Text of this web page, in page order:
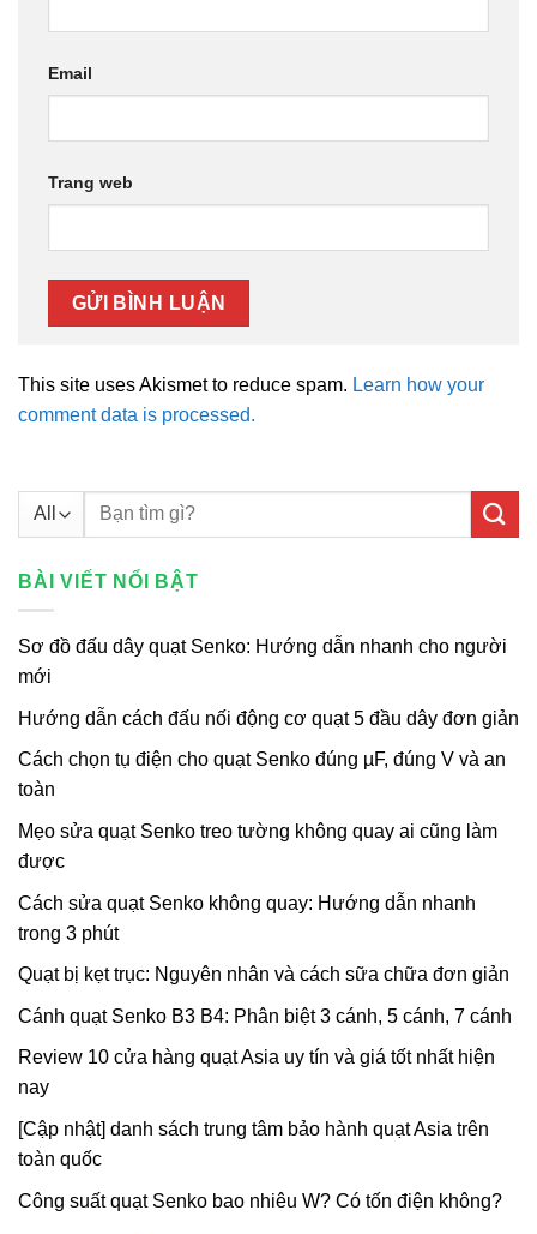
Email
Trang web
This site uses Akismet to reduce spam. Learn how your
comment data is processed.
Tìm
BÀI VIẾT NỔI BẬT
Sơ đồ đấu dây quạt Senko: Hướng dẫn nhanh cho người
mới
Hướng dẫn cách đấu nối động cơ quạt 5 đầu dây đơn giản
Cách chọn tụ điện cho quạt Senko đúng µF, đúng V và an
toàn
Mẹo sửa quạt Senko treo tường không quay ai cũng làm
được
Cách sửa quạt Senko không quay: Hướng dẫn nhanh
trong 3 phút
Quạt bị kẹt trục: Nguyên nhân và cách sữa chữa đơn giản
Cánh quạt Senko B3 B4: Phân biệt 3 cánh, 5 cánh, 7 cánh
Review 10 cửa hàng quạt Asia uy tín và giá tốt nhất hiện
nay
[Cập nhật] danh sách trung tâm bảo hành quạt Asia trên
toàn quốc
Công suất quạt Senko bao nhiêu W? Có tốn điện không?